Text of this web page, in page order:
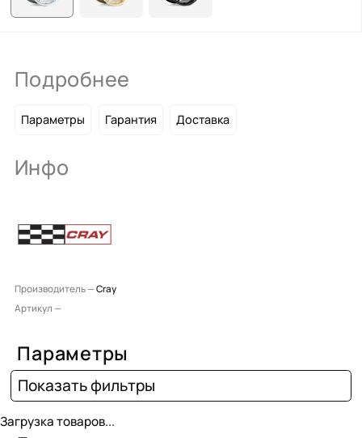
Подробнее
Параметры Гарантия Доставка
Инфо
Производитель —Cray
Артикул —
Параметры
Показать фильтры
Загрузка товаров...